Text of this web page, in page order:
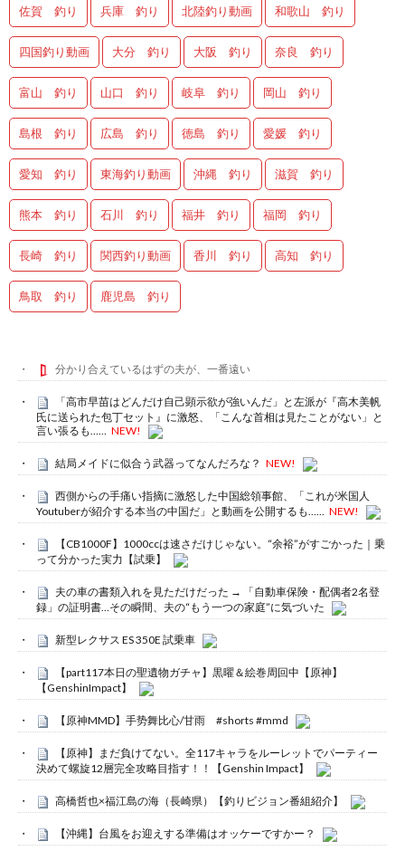
佐賀 釣り 兵庫 釣り 北陸釣り動画 和歌山 釣り
四国釣り動画 大分 釣り 大阪 釣り 奈良 釣り
富山 釣り 山口 釣り 岐阜 釣り 岡山 釣り
島根 釣り 広島 釣り 徳島 釣り 愛媛 釣り
愛知 釣り 東海釣り動画 沖縄 釣り 滋賀 釣り
熊本 釣り 石川 釣り 福井 釣り 福岡 釣り
長崎 釣り 関西釣り動画 香川 釣り 高知 釣り
鳥取 釣り 鹿児島 釣り
分かり合えているはずの夫が、一番遠い
「高市早苗はどんだけ自己顕示欲が強いんだ」と左派が『高木美帆
氏に送られた包丁セット』に激怒、「こんな首相は見たことがない」と
言い張るも…… NEW!
結局メイドに似合う武器ってなんだろな？ NEW!
西側からの手痛い指摘に激怒した中国総領事館、「これが米国人
Youtuberが紹介する本当の中国だ」と動画を公開するも…… NEW!
【CB1000F】1000ccは速さだけじゃない。“余裕”がすごかった｜乗
って分かった実力【試乗】
夫の車の書類入れを見ただけだった → 「自動車保険・配偶者2名登
録」の証明書…その瞬間、夫の“もう一つの家庭”に気づいた
新型レクサス ES 350E 試乗車
【part117本日の聖遺物ガチャ】黒曜＆絵巻周回中【原神】
【GenshinImpact】
【原神MMD】手势舞比心/甘雨 #shorts #mmd
【原神】まだ負けてない。全117キャラをルーレットでパーティー
決めて螺旋12層完全攻略目指す！！【Genshin Impact】
高橋哲也×福江島の海（長崎県）【釣りビジョン番組紹介】
【沖縄】台風をお迎えする準備はオッケーですかー？